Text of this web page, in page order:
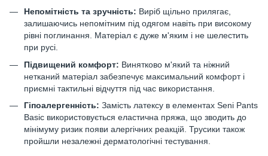
Непомітність та зручність: Виріб щільно прилягає,
залишаючись непомітним під одягом навіть при високому
рівні поглинання. Матеріал є дуже м'яким і не шелестить
при русі.
Підвищений комфорт: Винятково м'який та ніжний
нетканий матеріал забезпечує максимальний комфорт і
приємні тактильні відчуття під час використання.
Гіпоалергенність: Замість латексу в елементах Seni Pants
Basic використовується еластична пряжа, що зводить до
мінімуму ризик появи алергічних реакцій. Трусики також
пройшли незалежні дерматологічні тестування.